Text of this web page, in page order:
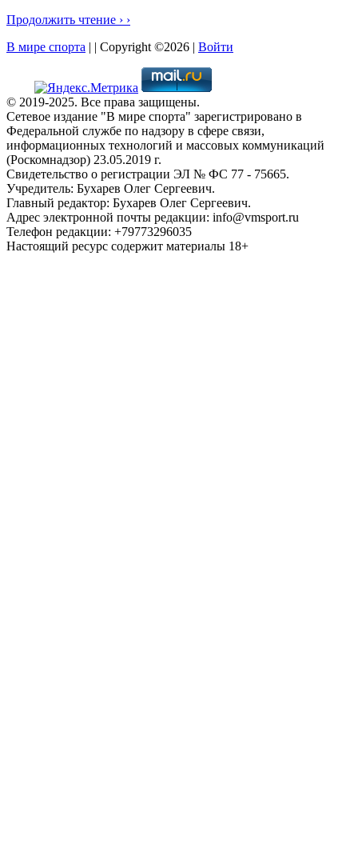
Продолжить чтение › ›
В мире спорта | | Copyright ©2026 | Войти
© 2019-2025. Все права защищены.
Сетевое издание "В мире спорта" зарегистрировано в
Федеральной службе по надзору в сфере связи,
информационных технологий и массовых коммуникаций
(Роскомнадзор) 23.05.2019 г.
Свидетельство о регистрации ЭЛ № ФС 77 - 75665.
Учредитель: Бухарев Олег Сергеевич.
Главный редактор: Бухарев Олег Сергеевич.
Адрес электронной почты редакции: info@vmsport.ru
Телефон редакции: +79773296035
Настоящий ресурс содержит материалы 18+